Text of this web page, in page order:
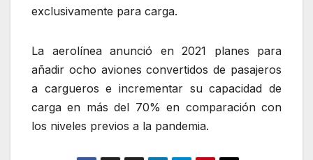
exclusivamente para carga.
La aerolínea anunció en 2021 planes para
añadir ocho aviones convertidos de pasajeros
a cargueros e incrementar su capacidad de
carga en más del 70% en comparación con
los niveles previos a la pandemia.